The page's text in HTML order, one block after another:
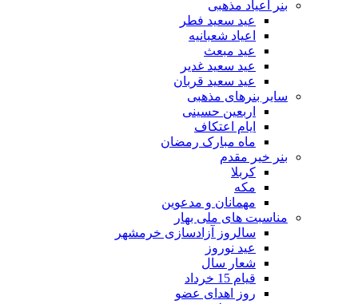
بنر اعیاد مذهبی
عید سعید فطر
اعیاد شعبانیه
عید مبعث
عید سعید غدیر
عید سعید قربان
سایر بنرهای مذهبی
اربعین حسینی
ایام اعتکاف
ماه مبارک رمضان
بنر خیر مقدم
کربلا
مکه
مهمانان و مدعوین
مناسبت های ملی بهار
سالروز آزادسازی خرمشهر
عید نوروز
شعار سال
قیام 15 خرداد
روز اهدای عضو